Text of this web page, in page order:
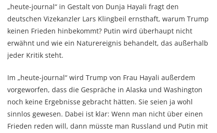
„heute-journal“ in Gestalt von Dunja Hayali fragt den
deutschen Vizekanzler Lars Klingbeil ernsthaft, warum Trump
keinen Frieden hinbekommt? Putin wird überhaupt nicht
erwähnt und wie ein Naturereignis behandelt, das außerhalb
jeder Kritik steht.
Im „heute-journal“ wird Trump von Frau Hayali außerdem
vorgeworfen, dass die Gespräche in Alaska und Washington
noch keine Ergebnisse gebracht hätten. Sie seien ja wohl
sinnlos gewesen. Dabei ist klar: Wenn man nicht über einen
Frieden reden will, dann müsste man Russland und Putin mit